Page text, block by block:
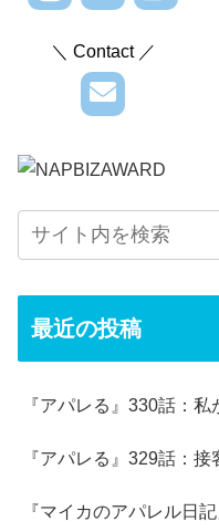
＼ Contact ／
最近の投稿
『アパレる』330話：私
『アパレる』329話：接
『マイカのアパレル日